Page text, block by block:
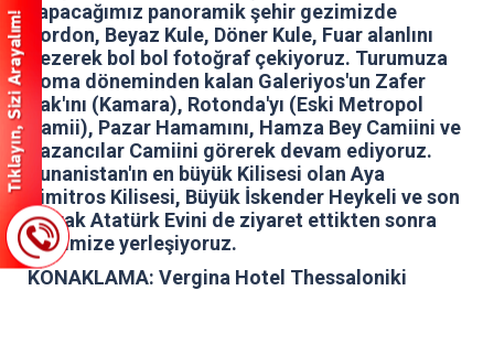
yapacağımız panoramik şehir gezimizde
Kordon, Beyaz Kule, Döner Kule, Fuar alanlını
gezerek bol bol fotoğraf çekiyoruz. Turumuza
Roma döneminden kalan Galeriyos'un Zafer
Tak'ını (Kamara), Rotonda'yı (Eski Metropol
Camii), Pazar Hamamını, Hamza Bey Camiini ve
Kazancılar Camiini görerek devam ediyoruz.
Yunanistan'ın en büyük Kilisesi olan Aya
Dimitros Kilisesi, Büyük İskender Heykeli ve son
olarak Atatürk Evini de ziyaret ettikten sonra
otelimize yerleşiyoruz.
KONAKLAMA: Vergina Hotel Thessaloniki